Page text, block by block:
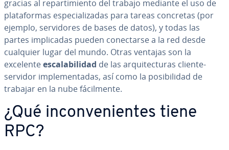
gracias al re­pa­r­ti­mie­n­to del trabajo mediante el uso de
pla­ta­fo­r­mas es­pe­cia­li­za­das para tareas concretas (por
ejemplo, se­r­vi­do­res de bases de datos), y todas las
partes im­pli­ca­das pueden co­ne­c­tar­se a la red desde
cualquier lugar del mundo. Otras ventajas son la
excelentees­ca­la­bi­li­dad de las ar­qui­te­c­tu­ras cliente-
servidor im­ple­me­n­ta­das, así como la po­si­bi­li­dad de
trabajar en la nube fá­ci­l­me­n­te.
¿Qué in­co­n­ve­nie­n­tes tiene
RPC?